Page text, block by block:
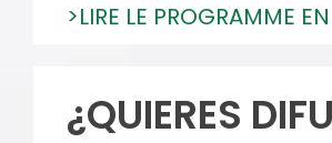
>LIRE LE PROGRAMME
¿QUIERES